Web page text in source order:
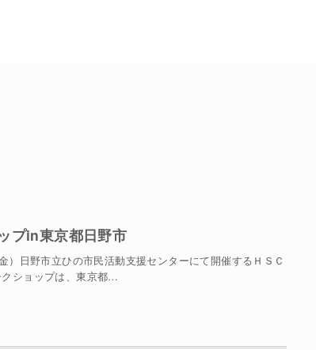
プin東京都日野市
）日野市立ひの市民活動支援センターにて開催するＨＳＣ
ショップは、東京都…